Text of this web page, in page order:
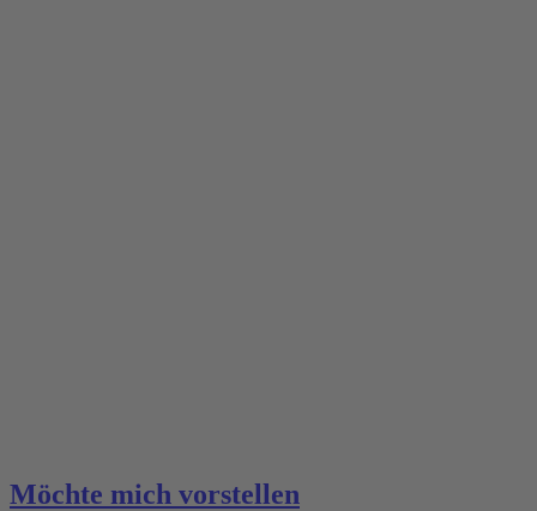
Möchte mich vorstellen